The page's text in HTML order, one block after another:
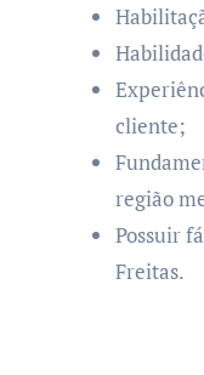
cliente;
região
Possuir
Freitas.